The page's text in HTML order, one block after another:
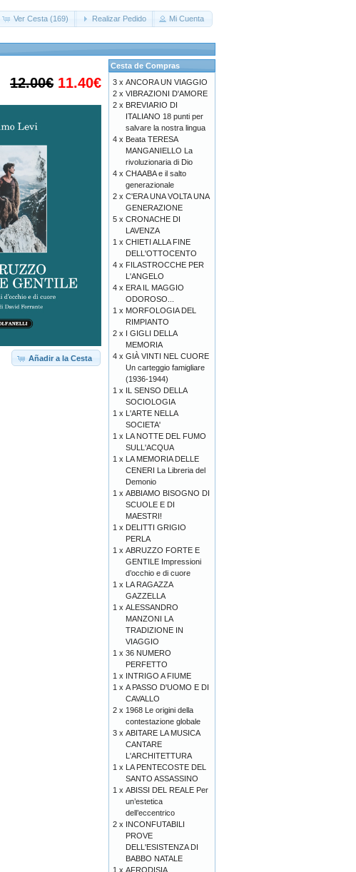
Ver Cesta (169) Realizar Pedido Mi Cuenta
12.00€ 11.40€
Añadir a la Cesta
Cesta de Compras
3 x ANCORA UN VIAGGIO
2 x VIBRAZIONI D'AMORE
2 x BREVIARIO DI
ITALIANO 18 punti per
salvare la nostra lingua
4 x Beata TERESA
MANGANIELLO La
rivoluzionaria di Dio
4 x CHAABA e il salto
generazionale
2 x C'ERA UNA VOLTA UNA
GENERAZIONE
5 x CRONACHE DI
LAVENZA
1 x CHIETI ALLA FINE
DELL'OTTOCENTO
4 x FILASTROCCHE PER
L'ANGELO
4 x ERA IL MAGGIO
ODOROSO...
1 x MORFOLOGIA DEL
RIMPIANTO
2 x I GIGLI DELLA
MEMORIA
4 x GIÀ VINTI NEL CUORE
Un carteggio famigliare
(1936-1944)
1 x IL SENSO DELLA
SOCIOLOGIA
1 x L'ARTE NELLA
SOCIETA'
1 x LA NOTTE DEL FUMO
SULL'ACQUA
1 x LA MEMORIA DELLE
CENERI La Libreria del
Demonio
1 x ABBIAMO BISOGNO DI
SCUOLE E DI
MAESTRI!
1 x DELITTI GRIGIO
PERLA
1 x ABRUZZO FORTE E
GENTILE Impressioni
d’occhio e di cuore
1 x LA RAGAZZA
GAZZELLA
1 x ALESSANDRO
MANZONI LA
TRADIZIONE IN
VIAGGIO
1 x 36 NUMERO
PERFETTO
1 x INTRIGO A FIUME
1 x A PASSO D'UOMO E DI
CAVALLO
2 x 1968 Le origini della
contestazione globale
3 x ABITARE LA MUSICA
CANTARE
L'ARCHITETTURA
1 x LA PENTECOSTE DEL
SANTO ASSASSINO
1 x ABISSI DEL REALE Per
un’estetica
dell’eccentrico
2 x INCONFUTABILI
PROVE
DELL'ESISTENZA DI
BABBO NATALE
1 x AFRODISIA